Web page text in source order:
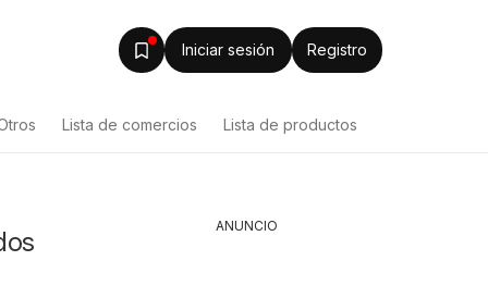
Iniciar sesión Registro
Lista de comercios Lista de productos
ANUNCIO